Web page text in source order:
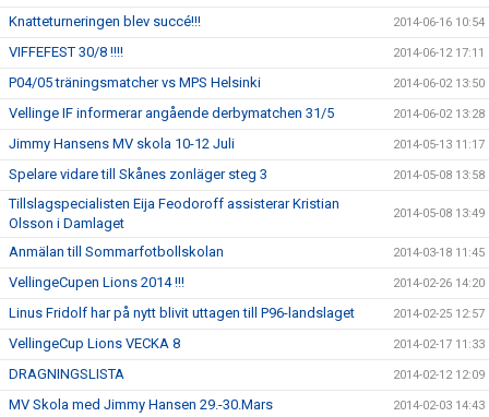
Knatteturneringen blev succé!!! 2014-06-16 10:54
VIFFEFEST 30/8 !!!! 2014-06-12 17:11
P04/05 träningsmatcher vs MPS Helsinki 2014-06-02 13:50
Vellinge IF informerar angående derbymatchen 31/5 2014-06-02 13:28
Jimmy Hansens MV skola 10-12 Juli 2014-05-13 11:17
Spelare vidare till Skånes zonläger steg 3 2014-05-08 13:58
Tillslagspecialisten Eija Feodoroff assisterar Kristian
Olsson i Damlaget
2014-05-08 13:49
Anmälan till Sommarfotbollskolan 2014-03-18 11:45
VellingeCupen Lions 2014 !!! 2014-02-26 14:20
Linus Fridolf har på nytt blivit uttagen till P96-landslaget 2014-02-25 12:57
VellingeCup Lions VECKA 8 2014-02-17 11:33
DRAGNINGSLISTA 2014-02-12 12:09
MV Skola med Jimmy Hansen 29.-30.Mars 2014-02-03 14:43